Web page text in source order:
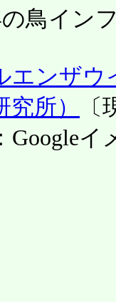
鳥イン
エンザ
究所）
イ